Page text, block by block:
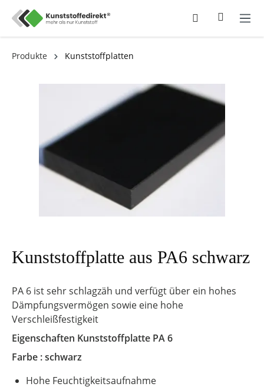
Produkte Kunststoffplatten
Kunststoffplatte aus PA6 schwarz
PA 6 ist sehr schlagzäh und verfügt über ein hohes
Dämpfungsvermögen sowie eine hohe
Verschleißfestigkeit
Eigenschaften Kunststoffplatte PA 6
Farbe : schwarz
Hohe Feuchtigkeitsaufnahme